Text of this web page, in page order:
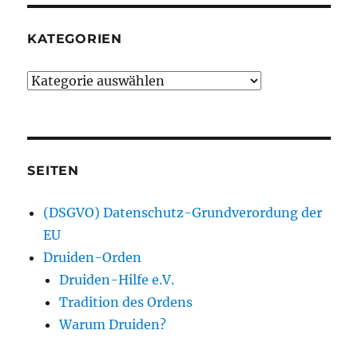
KATEGORIEN
Kategorien
SEITEN
(DSGVO) Datenschutz-Grundverordung der
EU
Druiden-Orden
Druiden-Hilfe e.V.
Tradition des Ordens
Warum Druiden?